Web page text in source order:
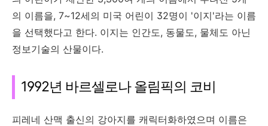
의 이름을, 7~12세의 미국 어린이 32명이 '이지'라는 이름
을 선택했다고 한다. 이지는 인간도, 동물도, 물체도 아닌
정보기술의 산물이다.
1992년 바르셀로나 올림픽의 코비
피레네 산맥 출신의 강아지를 캐릭터화하였으며 이름은